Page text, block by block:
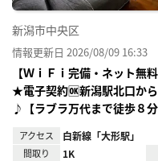
新潟市中央区
情報更新日 2026/08/09 16:33
【ＷｉＦｉ完備・ネット無
★電子契約🆗新潟駅北口か
♪【ラブラ万代まで徒歩８
アクセス 白新線「大形駅」
間取り 1K